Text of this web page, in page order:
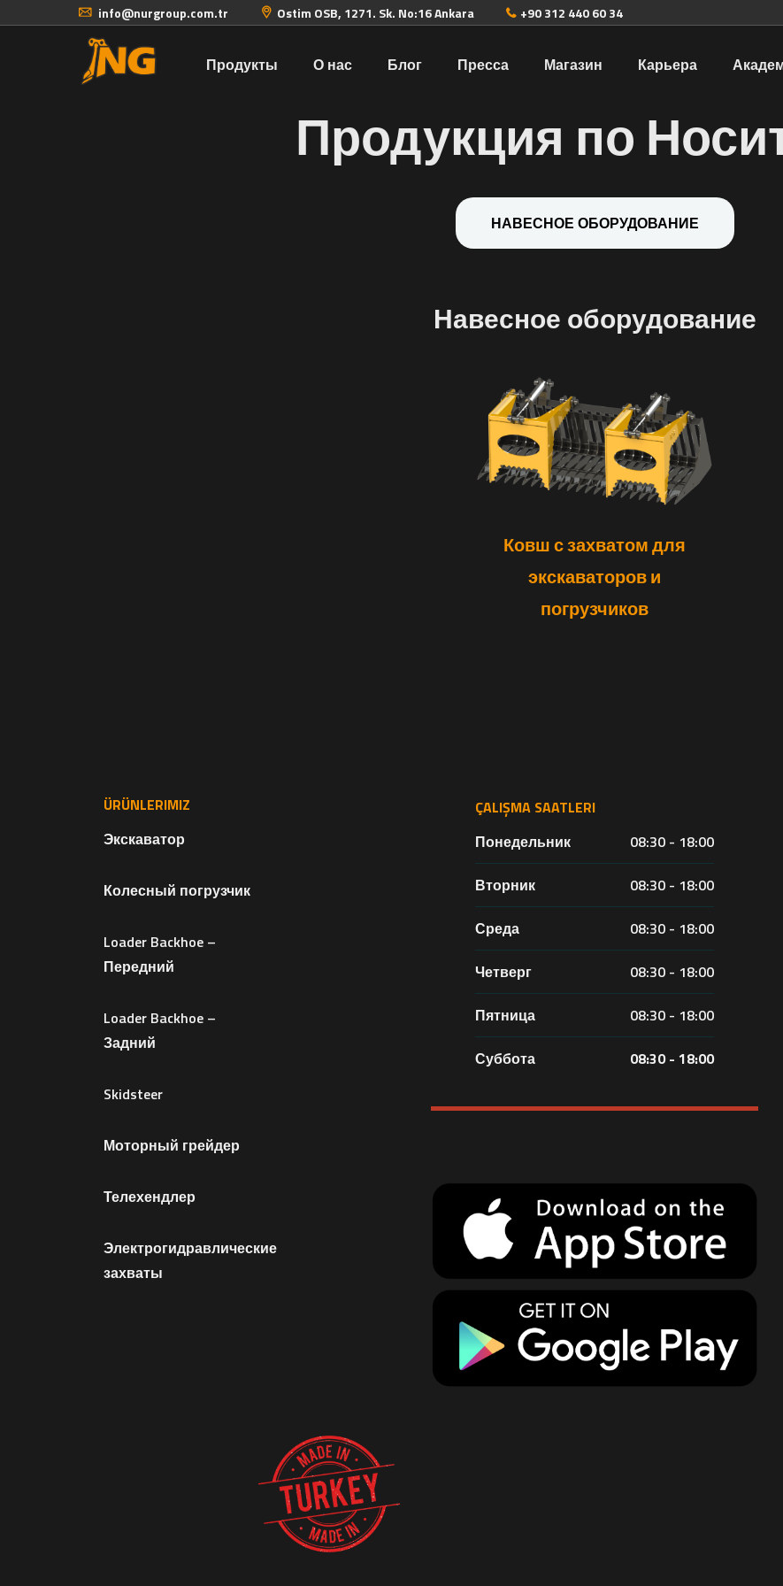
info@nurgroup.com.tr Ostim OSB, 1271. Sk. No:16 Ankara +90 312 440 60 34
Продукты О нас Блог Пресса Магазин Карьера
Продукция по
НАВЕСНОЕ ОБОРУДОВАНИЕ
Навесное оборудование
Ковш с захватом для
экскаваторов и
погрузчиков
ÜRÜNLERIMIZ
Экскаватор
Колесный погрузчик
Loader Backhoe –
Передний
Loader Backhoe –
Задний
Skidsteer
Моторный грейдер
Телехендлер
Электрогидравлические
захваты
ÇALIŞMA SAATLERI
Понедельник
08:30 - 18:00
Вторник 08:30 - 18:00
Среда 08:30 - 18:00
Четверг 08:30 - 18:00
Пятница 08:30 - 18:00
Суббота 08:30 - 18:00